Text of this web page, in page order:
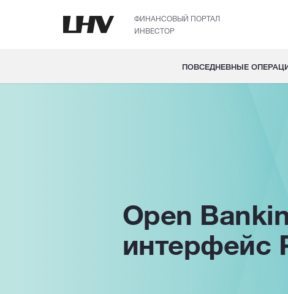
ФИНАНСОВЫЙ ПОРТАЛ
ИНВЕСТОР
ПОВСЕДНЕВНЫЕ
Open
интерфейс